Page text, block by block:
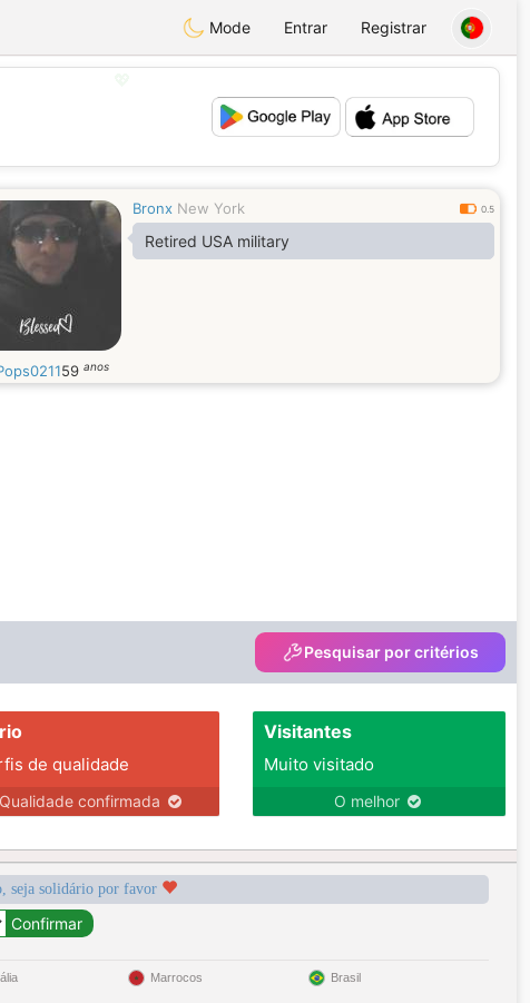
Mode Entrar Registrar
💕
Bronx New York 0.5
Retired USA military
59 anos
Pesquisar por critérios
de qualidade
Qualidade confirmada
Visitantes
Muito visitado
O melhor
seja solidário por favor
Marrocos Brasil